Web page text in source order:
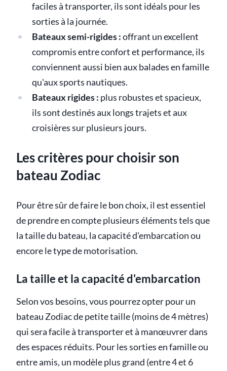
faciles à transporter, ils sont idéals pour les
sorties à la journée.
Bateaux semi-rigides :offrant un excellent
compromis entre confort et performance, ils
conviennent aussi bien aux balades en famille
qu'aux sports nautiques.
Bateaux rigides : plus robustes et spacieux,
ils sont destinés aux longs trajets et aux
croisières sur plusieurs jours.
Les critères pour choisir son
bateau Zodiac
Pour être sûr de faire le bon choix, il est essentiel
de prendre en compte plusieurs éléments tels que
la taille du bateau, la capacité d'embarcation ou
encore le type de motorisation.
La taille et la capacité d'embarcation
Selon vos besoins, vous pourrez opter pour un
bateau Zodiac de petite taille (moins de 4 mètres)
qui sera facile à transporter et à manœuvrer dans
des espaces réduits. Pour les sorties en famille ou
entre amis, un modèle plus grand (entre 4 et 6